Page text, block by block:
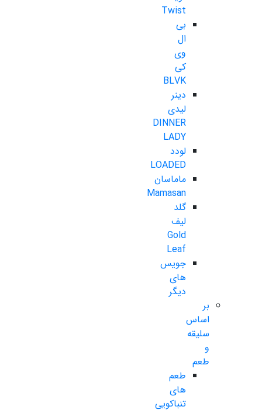
Twist
بی
ال
وی
کی
BLVK
دینر
لیدی
DINNER
LADY
لودد
LOADED
ماماسان
Mamasan
گلد
لیف
Gold
Leaf
جویس
های
دیگر
بر
اساس
سلیقه
و
طعم
طعم
های
تنباکویی